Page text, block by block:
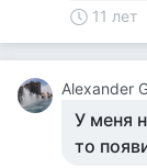
11 лет
Alexander
У меня
то